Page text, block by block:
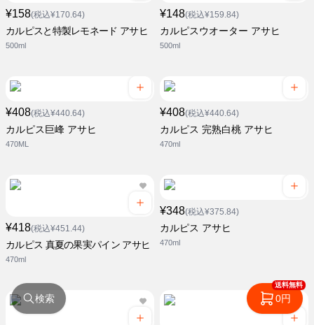
¥158(税込¥170.64)
カルピスと特製レモネード アサヒ
500ml
¥148(税込¥159.84)
カルピスウオーター アサヒ
500ml
¥408(税込¥440.64)
カルピス巨峰 アサヒ
470ML
¥408(税込¥440.64)
カルピス 完熟白桃 アサヒ
470ml
¥418(税込¥451.44)
カルピス 真夏の果実パイン アサヒ
470ml
¥348(税込¥375.84)
カルピス アサヒ
470ml
検索
送料無料
0円